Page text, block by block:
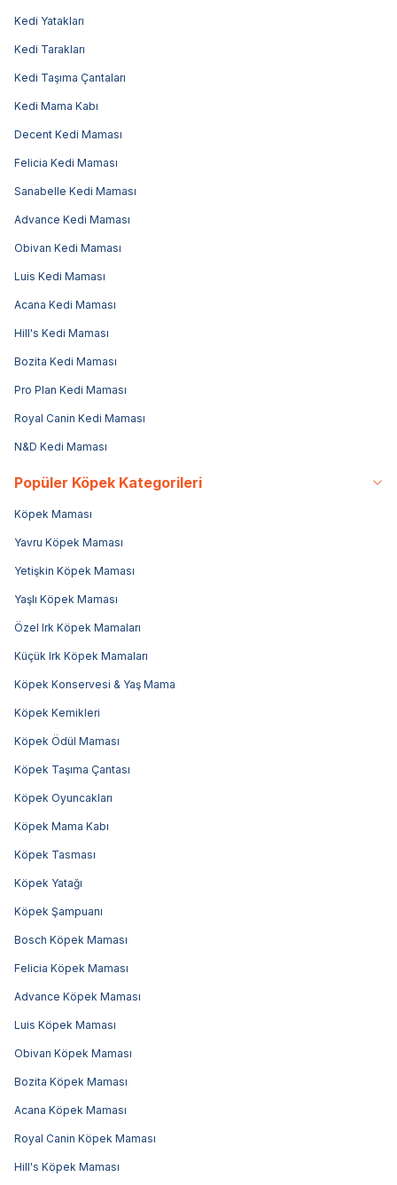
Kedi Yatakları
Kedi Tarakları
Kedi Taşıma Çantaları
Kedi Mama Kabı
Decent Kedi Maması
Felicia Kedi Maması
Sanabelle Kedi Maması
Advance Kedi Maması
Obivan Kedi Maması
Luis Kedi Maması
Acana Kedi Maması
Hill's Kedi Maması
Bozita Kedi Maması
Pro Plan Kedi Maması
Royal Canin Kedi Maması
N&D Kedi Maması
Popüler Köpek Kategorileri
Köpek Maması
Yavru Köpek Maması
Yetişkin Köpek Maması
Yaşlı Köpek Maması
Özel Irk Köpek Mamaları
Küçük Irk Köpek Mamaları
Köpek Konservesi & Yaş Mama
Köpek Kemikleri
Köpek Ödül Maması
Köpek Taşıma Çantası
Köpek Oyuncakları
Köpek Mama Kabı
Köpek Tasması
Köpek Yatağı
Köpek Şampuanı
Bosch Köpek Maması
Felicia Köpek Maması
Advance Köpek Maması
Luis Köpek Maması
Obivan Köpek Maması
Bozita Köpek Maması
Acana Köpek Maması
Royal Canin Köpek Maması
Hill's Köpek Maması